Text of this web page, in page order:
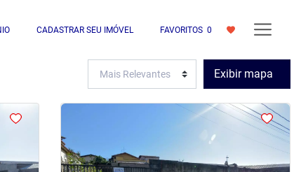
CADASTRAR SEU IMÓVEL FAVORITOS 0
Exibir mapa
<